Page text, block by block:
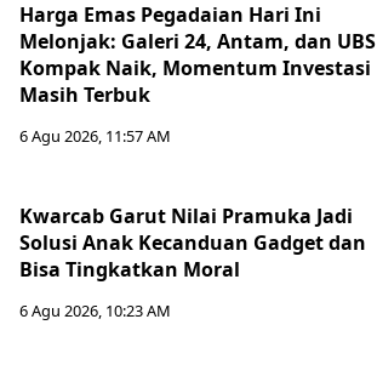
Harga Emas Pegadaian Hari Ini
Melonjak: Galeri 24, Antam, dan UBS
Kompak Naik, Momentum Investasi
Masih Terbuk
6 Agu 2026, 11:57 AM
Kwarcab Garut Nilai Pramuka Jadi
Solusi Anak Kecanduan Gadget dan
Bisa Tingkatkan Moral
6 Agu 2026, 10:23 AM